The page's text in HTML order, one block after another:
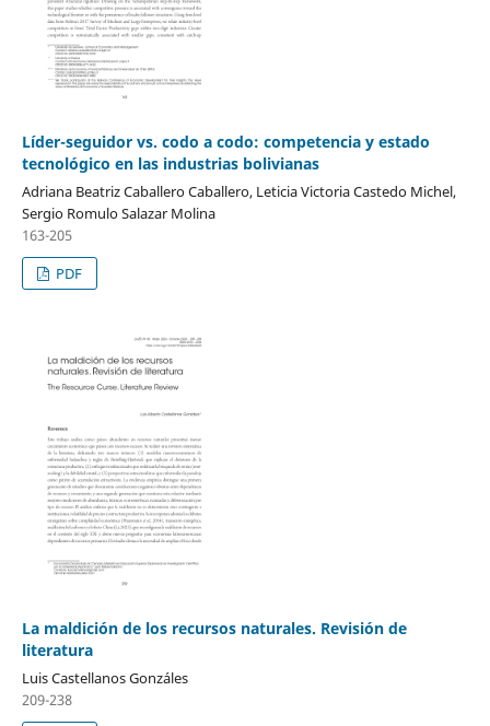
Líder-seguidor vs. codo a codo: competencia y estado
tecnológico en las industrias bolivianas
Adriana Beatriz Caballero Caballero, Leticia Victoria Castedo Michel,
Sergio Romulo Salazar Molina
163-205
PDF
La maldición de los recursos naturales. Revisión de
literatura
Luis Castellanos Gonzáles
209-238